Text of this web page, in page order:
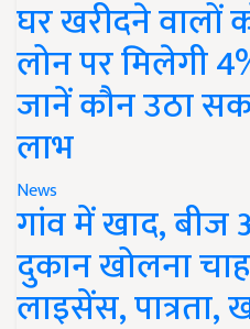
घर खरीदने वालों
लोन पर मिलेगी
जानें कौन उठा
लाभ
News
गांव में खाद,
दुकान खोलना
लाइसेंस,